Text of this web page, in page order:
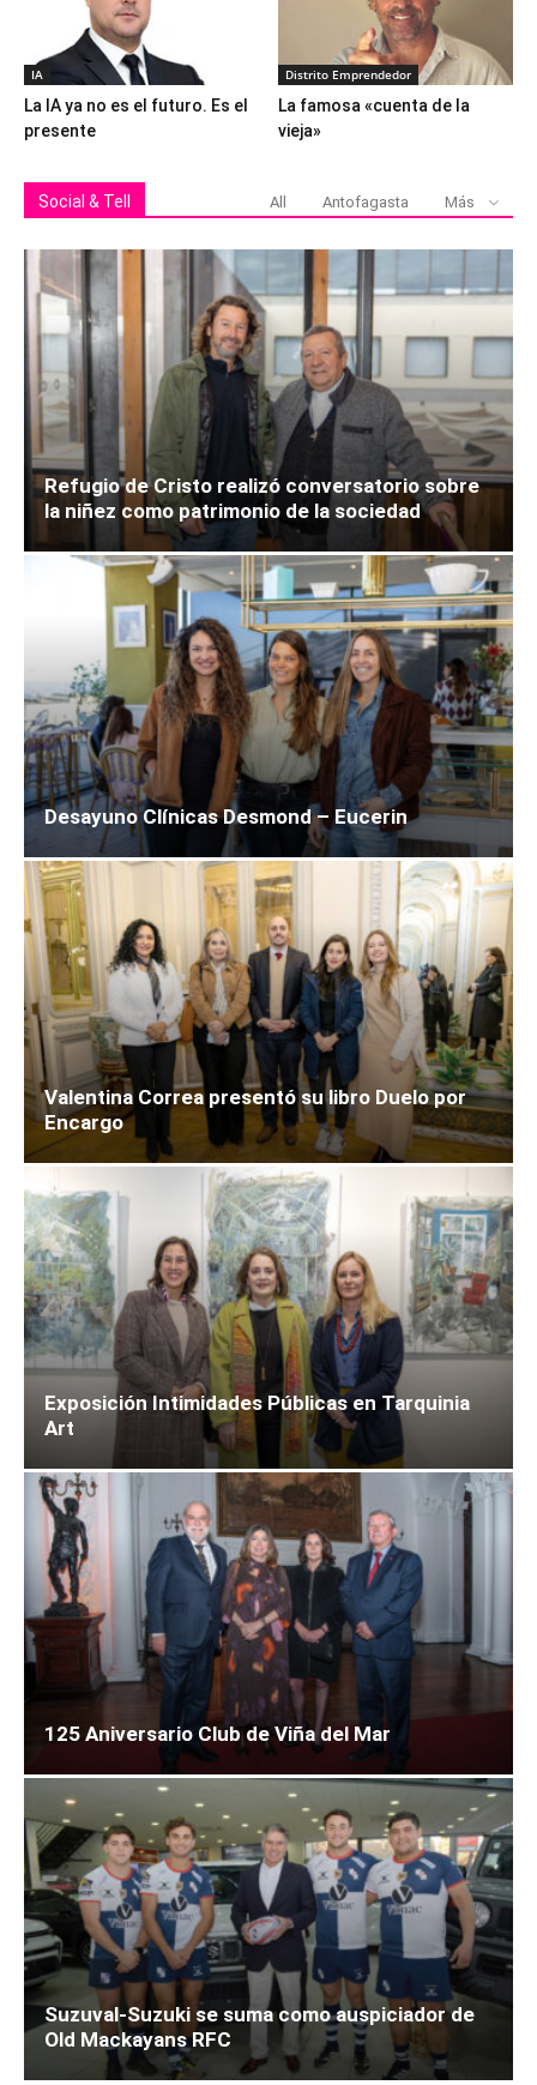
IA
La IA ya no es el futuro. Es el
presente
Distrito Emprendedor
La famosa «cuenta de la
vieja»
Social & Tell All Antofagasta Más
Refugio de Cristo realizó conversatorio sobre
la niñez como patrimonio de la sociedad
Desayuno Clínicas Desmond – Eucerin
Valentina Correa presentó su libro Duelo por
Encargo
Exposición Intimidades Públicas en Tarquinia
Art
125 Aniversario Club de Viña del Mar
Suzuval-Suzuki se suma como auspiciador de
Old Mackayans RFC